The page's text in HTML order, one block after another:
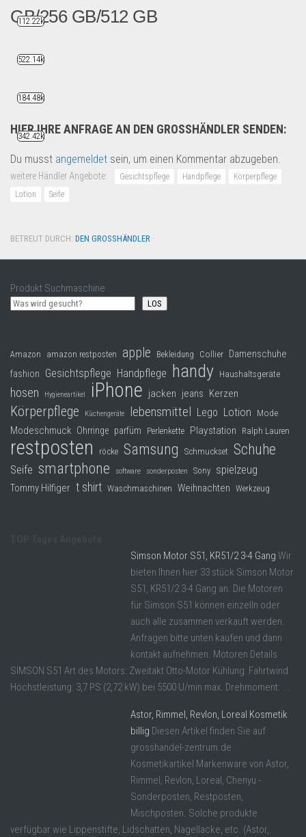
GB/256 GB/512 GB
Handy und Smartphone
HIER IHRE ANFRAGE AN DEN GROSSHÄNDLER SENDEN:
Du musst angemeldet sein, um einen Kommentar abzugeben.
weitere Händler Angebote: Gesichtspflege Handpflege
Körperpflege
Lotion
Seife
BETREUT DURCH: DEN GROSSHÄNDLER ·
Produkt Suchmaschine
LOS
Amazon amazon restposten apple Bekleidung Collier Damenschuhe
fashion Gesichtspflege Handpflege handy Haushaltsgeräte
hosen Hygieneartikel iPhone jacken jeans Kerzen
Körperpflege Küchengeräte lebensmittel Lego Lotion Mode
Modeschmuck Ohrringe parfüm Perlenkette Playstation Ralph Lauren
restposten röcke Samsung Schmuckset Schuhe
Seife smartphone software sonderposten Sony spielzeug
Tommy Hilfiger t shirt Waschmaschinen Weihnachten Werkzeug
Simson Motor S51, KR51/2 3-4 Gang Wir
bieten Ihnen hier 33 stück Simson Motor
S51, KR51/2 3-4 Gang an. Die Motoren
für Simson S51 können einzelln oder
auch alle zusammen verkauft werden.
Anfragen bitte unten kaufen und dann
kontakt aufnehmen. Motoren Details
SIMSON S51 Art des Motors: Zweitakt Otto-Motor Kühlung: Fahrtwind
Höchstleistung: 3,7 PS (2,72 kW) bei 5500 U/min max. Drehmoment: ...
Astor, Rimmel, Revlon, Loreal Kosmetik
billig Diesen Artikel finden Sie auf
grosshandel-zentrum.de
Kosmetikartikel Markenware von Astor,
Rimmel, Revlon, Loreal, Chenyu -
Sonderposten, Restposten,
Mischposten. Solche produkte
verfügbar wie Lippenstifte, Lidschatten, Nagellacke, etc. (Astor,
112.22k
522.14k
184.48k
342.42k